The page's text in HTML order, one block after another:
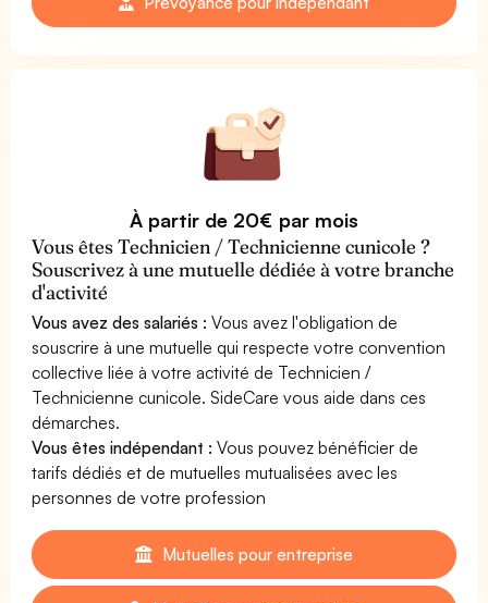
À partir de 20€ par mois
Vous êtes Technicien / Technicienne cunicole ?
Souscrivez à une mutuelle dédiée à votre branche
d'activité
Vous avez des salariés : Vous avez l'obligation de
souscrire à une mutuelle qui respecte votre convention
collective liée à votre activité de Technicien /
Technicienne cunicole. SideCare vous aide dans ces
démarches.
Vous êtes indépendant : Vous pouvez bénéficier de
tarifs dédiés et de mutuelles mutualisées avec les
personnes de votre profession
Mutuelles pour entreprise